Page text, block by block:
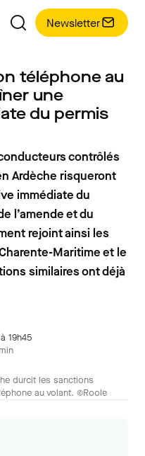
Newsletter
téléphone au
une
du permis
contrôlés
Ardèche risqueront
immédiate du
l’amende et du
rejoint ainsi les
Maritime et le
similaires ont déjà
19h45
durcit les sanctions
au volant. ©Roole